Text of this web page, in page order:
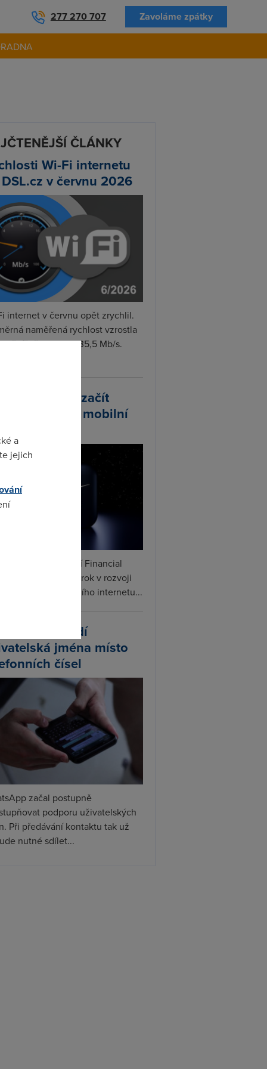
277 270 707 Zavoláme zpátky
ČLÁNKY
Wi-Fi internetu
v červnu 2026
internet v červnu opět zrychlil.
naměřená rychlost vzrostla
o 4 % na 35,5 Mb/s.
plánuje začít
vlastní mobilní
podle informací Financial
připravuje další krok v rozvoji
Vedle satelitního internetu...
zavádí
jména místo
čísel
začal postupně
podporu uživatelských
Při předávání kontaktu tak už
nutné sdílet...
a
jejich